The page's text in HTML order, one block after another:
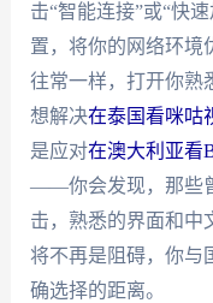
击“智能连接”或“快
置，将你的网络环境
往常一样，打开你
想解决在泰国看咪咕
是应对在澳大利亚看
——你会发现，那些
击，熟悉的界面和中
将不再是阻碍，你与
确选择的距离。